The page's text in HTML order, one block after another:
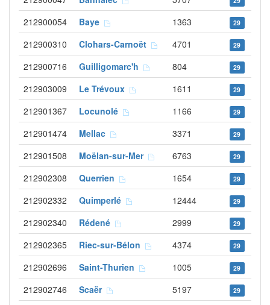
212900054 Baye 1363 29
212900310 Clohars-Carnoët 4701 29
212900716 Guilligomarc'h 804 29
212903009 Le Trévoux 1611 29
212901367 Locunolé 1166 29
212901474 Mellac 3371 29
212901508 Moëlan-sur-Mer 6763 29
212902308 Querrien 1654 29
212902332 Quimperlé 12444 29
212902340 Rédené 2999 29
212902365 Riec-sur-Bélon 4374 29
212902696 Saint-Thurien 1005 29
212902746 Scaër 5197 29